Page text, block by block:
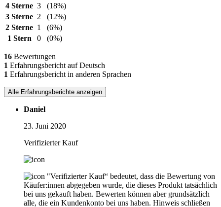
4 Sterne 3
(18%)
3 Sterne 2
(12%)
2 Sterne 1
(6%)
1 Stern
0 (0%)
16 Bewertungen
1 Erfahrungsbericht auf Deutsch
1 Erfahrungsbericht in anderen Sprachen
Alle Erfahrungsberichte anzeigen
Daniel
23. Juni 2020
Verifizierter Kauf
"Verifizierter Kauf“ bedeutet, dass die Bewertung von
Käufer:innen abgegeben wurde, die dieses Produkt tatsächlich
bei uns gekauft haben. Bewerten können aber grundsätzlich
alle, die ein Kundenkonto bei uns haben. Hinweis schließen